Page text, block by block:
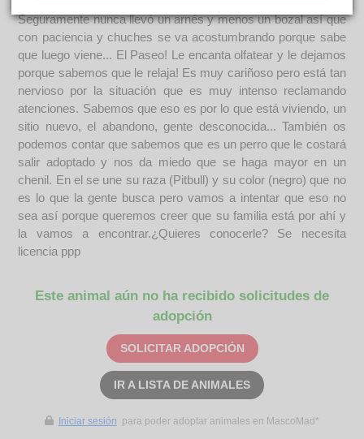
Seguramente nunca llevó un arnés y menos un bozal así que
con paciencia y chuches se va acostumbrando porque sabe
que luego viene... El Paseo! Le encanta olfatear y le dejamos
porque sabemos que le relaja! Es muy cariñoso pero está tan
nervioso por la situación que es muy intenso reclamando
atenciones. Sabemos que eso es por lo que está viviendo, un
sitio nuevo, el abandono, gente desconocida... También os
podemos contar que sabemos que es un perro que le costará
salir adoptado y nos da miedo que se haga mayor en un
chenil. En el se une su raza (Pitbull) y su color (negro) que no
es lo que la gente busca pero vamos a intentar que eso no
sea así porque queremos creer que su familia está por ahí y
la vamos a encontrar.¿Quieres conocerle? Se necesita
licencia ppp
Este animal aún no ha recibido solicitudes de
adopción
SOLICITAR ADOPCIÓN
IR A LISTA DE ANIMALES
Iniciar sesión para poder adoptar animales en MascoMad*